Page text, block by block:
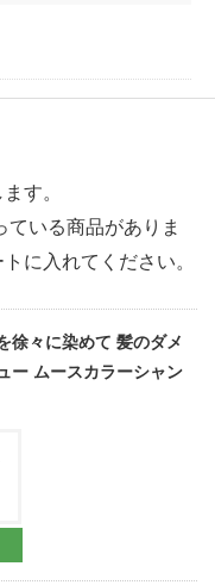
す。
ている商品がありま
に入れてください。
徐々に染めて 髪のダメ
ー ムースカラーシャン